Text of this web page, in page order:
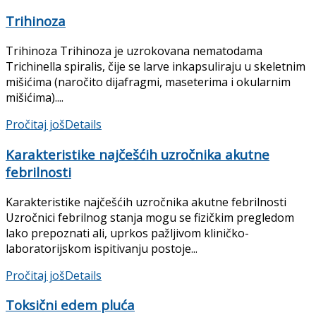
Trihinoza
Trihinoza Trihinoza je uzrokovana nematodama
Trichinella spiralis, čije se larve inkapsuliraju u skeletnim
mišićima (naročito dija­fragmi, maseterima i okularnim
mišićima)....
Pročitaj jošDetails
Karakteristike najčešćih uzročnika akutne
febrilnosti
Karakteristike najčešćih uzročnika akutne febrilnosti
Uzročnici febrilnog stanja mogu se fizič­kim pregledom
lako prepoznati ali, uprkos pažljivom kliničko-
laboratorijskom ispiti­vanju postoje...
Pročitaj jošDetails
Toksični edem pluća